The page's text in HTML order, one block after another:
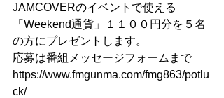
JAMCOVERのイベントで使える
「Weekend通貨」１１００円分を５名
の方にプレゼントします。
応募は番組メッセージフォームまで
https://www.fmgunma.com/fmg863/potlu
ck/